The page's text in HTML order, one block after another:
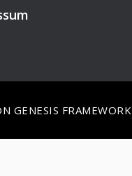
GENESIS FRAMEWORK